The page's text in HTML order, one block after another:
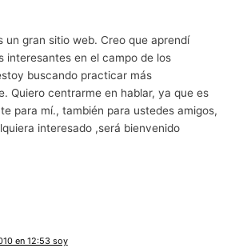
un gran sitio web. Creo que aprendí
interesantes en el campo de los
buscando practicar más
Quiero centrarme en hablar, ya que es
para mí., también para ustedes amigos,
interesado ,será bienvenido
en 12:53 soy